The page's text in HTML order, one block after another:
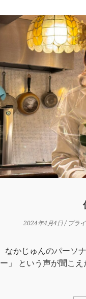
2024年4月4日/ プラ
なかじゅんのパーソ
ー」 という声が聞こ